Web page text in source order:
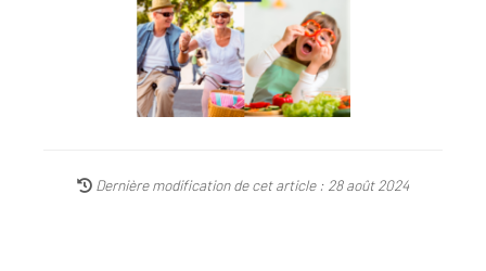
Dernière modification de cet article : 28 août 2024